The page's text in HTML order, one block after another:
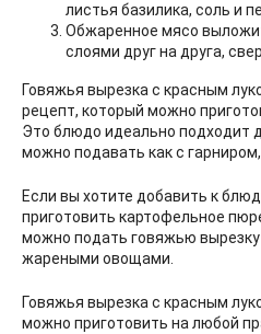
листья базилика, соль и
Обжаренное мясо
слоями друг на друга,
Говяжья вырезка с красным
рецепт, который можно
Это блюдо идеально подходит
можно подавать как с гарниром,
Если вы хотите добавить к
приготовить картофельное
можно подать говяжью
жареными овощами.
Говяжья вырезка с красным
можно приготовить на любой